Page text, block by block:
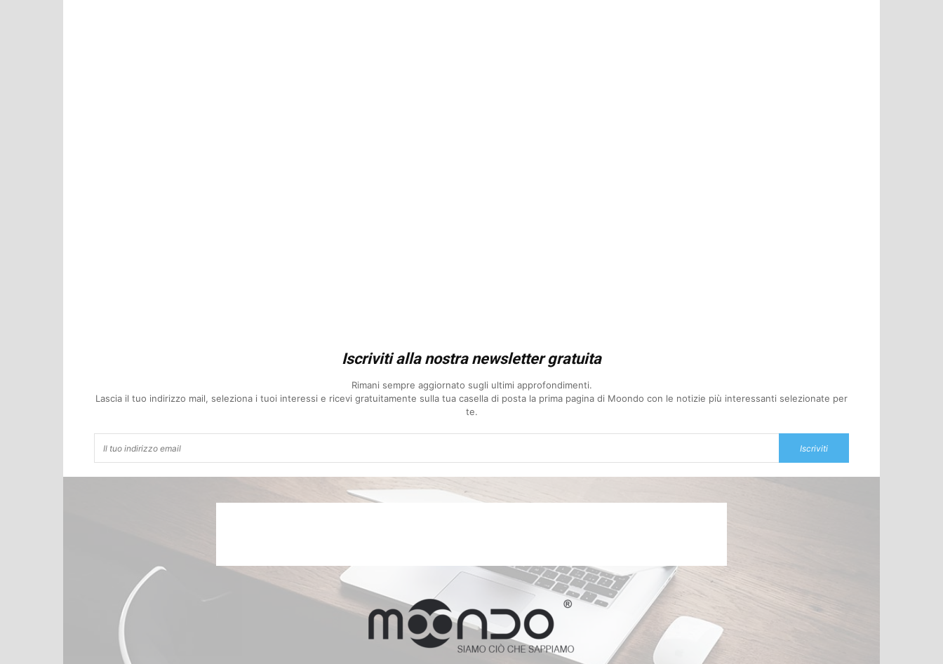
Iscriviti alla nostra newsletter gratuita
Rimani sempre aggiornato sugli ultimi approfondimenti.
Lascia il tuo indirizzo mail, seleziona i tuoi interessi e ricevi gratuitamente sulla tua casella di posta la prima pagina di Moondo con le notizie più interessanti selezionate per
te.
Iscriviti